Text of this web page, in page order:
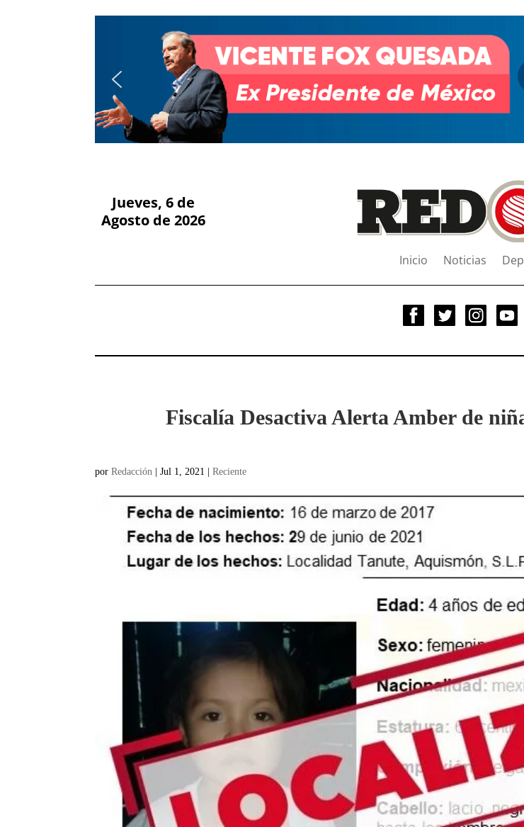
Jueves, 6 de
Agosto de 2026
Inicio Noticias
Fiscalía Desactiva Alerta Amber de
porRedacción |Jul 1, 2021 |Reciente